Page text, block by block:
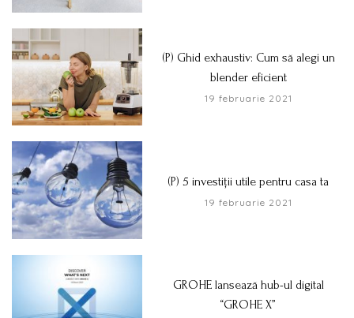
(P) Ghid exhaustiv: Cum să alegi un
blender eficient
19 februarie 2021
(P) 5 investiții utile pentru casa ta
19 februarie 2021
GROHE lansează hub-ul digital
“GROHE X”